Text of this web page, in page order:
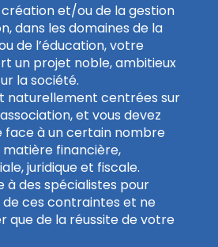
création et/ou de la gestion
dans les domaines de la
de l’éducation, votre
un projet noble, ambitieux
la société.
naturellement centrées sur
et vous devez
face à un certain nombre
matière financière,
juridique et fiscale.
à des spécialistes pour
ces contraintes et ne
que de la réussite de votre